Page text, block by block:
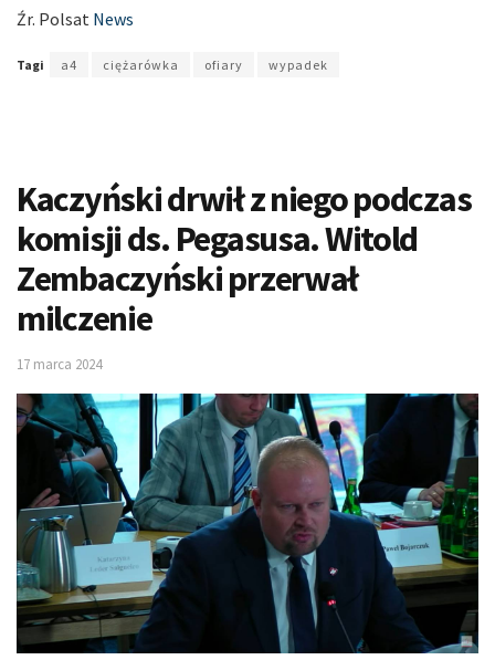
Źr. Polsat News
Tagi a4 ciężarówka ofiary wypadek
Kaczyński drwił z niego podczas
komisji ds. Pegasusa. Witold
Zembaczyński przerwał
milczenie
17 marca 2024